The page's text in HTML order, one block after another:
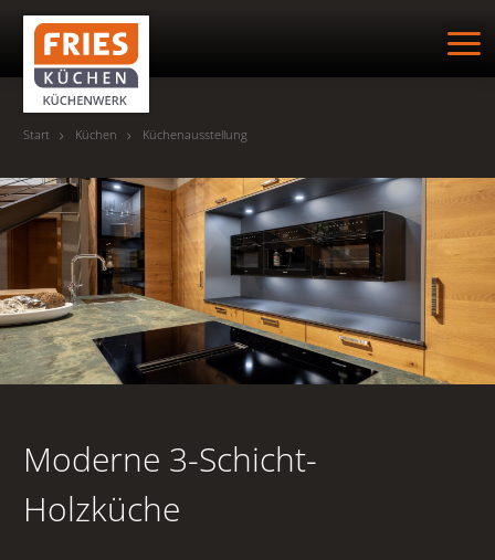
HOME
KÜCHENWERK
KÜCHEN
Küchenausstellung
Abverkauf
Start Küchen Küchenausstellung
Moderne 3-Schicht-
Holzküche